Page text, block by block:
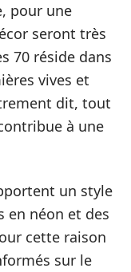
pour une
seront très
70 réside dans
vives et
dit, tout
à une
un style
en néon et des
cette raison
sur le